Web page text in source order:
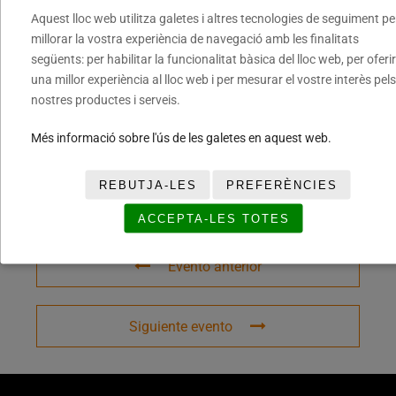
COMPARTIR ESTE EVENTO
Evento anterior
Siguiente evento
Aquest lloc web utilitza galetes i altres tecnologies de seguiment
millorar la vostra experiència de navegació amb les finalitats
següents: per habilitar la funcionalitat bàsica del lloc web, per oferir
una millor experiència al lloc web i per mesurar el vostre interès pels
nostres productes i serveis.
Més informació sobre l'ús de les galetes en aquest web.
REBUTJA-LES PREFERÈNCIES
ACCEPTA-LES TOTES